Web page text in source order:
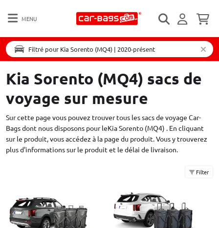
MENU
Filtré pour Kia Sorento (MQ4) | 2020-présent
Kia Sorento (MQ4) sacs de
voyage sur mesure
Sur cette page vous pouvez trouver tous les sacs de voyage Car-
Bags dont nous disposons pour leKia Sorento (MQ4) . En cliquant
sur le produit, vous accédez à la page du produit. Vous y trouverez
plus d'informations sur le produit et le délai de livraison.
Filter